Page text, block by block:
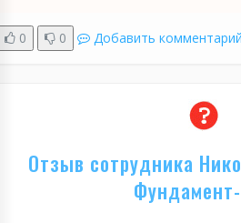
0 0 Добавить комментарий
Отзыв сотрудника